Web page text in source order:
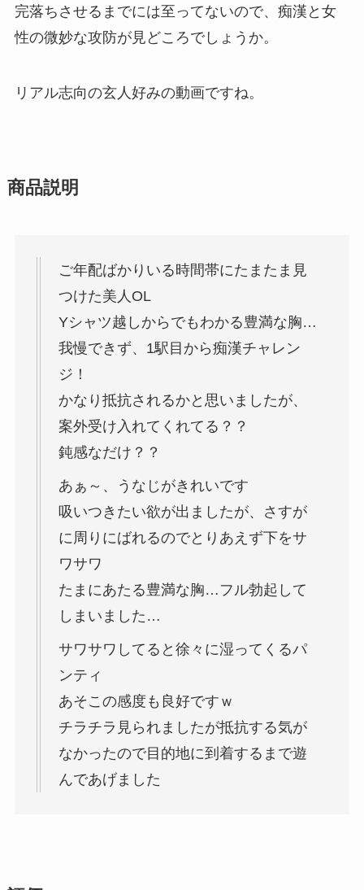
完落ちさせるまでには至ってないので、痴漢と女
性の微妙な攻防が見どころでしょうか。
リアル志向の玄人好みの動画ですね。
商品説明
ご年配ばかりいる時間帯にたまたま見
つけた美人OL
Yシャツ越しからでもわかる豊満な胸…
我慢できず、1駅目から痴漢チャレン
ジ！
かなり抵抗されるかと思いましたが、
案外受け入れてくれてる？？
鈍感なだけ？？
あぁ～、うなじがきれいです
吸いつきたい欲が出ましたが、さすが
に周りにばれるのでとりあえず下をサ
ワサワ
たまにあたる豊満な胸…フル勃起して
しまいました…
サワサワしてると徐々に湿ってくるパ
ンティ
あそこの感度も良好ですｗ
チラチラ見られましたが抵抗する気が
なかったので目的地に到着するまで遊
んであげました